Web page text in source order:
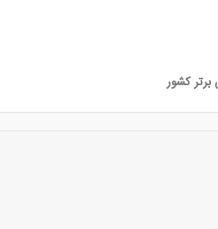
برتر کشور